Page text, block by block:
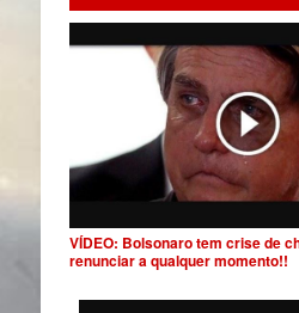
VÍDEO: Bolsonaro tem crise de
renunciar a qualquer momento!!